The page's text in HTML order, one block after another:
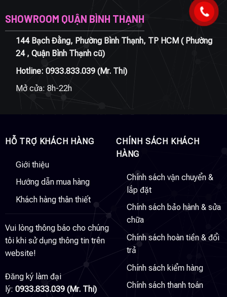
SHOWROOM QUẬN BÌNH THẠNH
144 Bạch Đằng, Phường Bình Thạnh, TP HCM ( Phường
24 , Quận Bình Thạnh cũ)
Hotline: 0933.833.039(Mr. Thi)
Mở cửa: 8h-22h
HỖ TRỢ KHÁCH HÀNG
Giới thiệu
Hướng dẫn mua hàng
Khách hàng thân thiết
Vui lòng thông báo cho chúng
tôi khi sử dụng thông tin trên
website!
Đăng ký làm đại
lý: 0933.833.039 (Mr. Thi)
CHÍNH SÁCH KHÁCH
HÀNG
Chính sách vận chuyển &
lắp đặt
Chính sách bảo hành & sửa
chữa
Chính sách hoàn tiền & đổi
trả
Chính sách kiểm hàng
Chính sách thanh toán